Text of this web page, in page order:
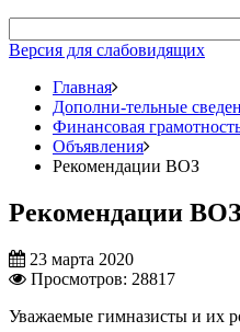
Версия для слабовидящих
Главная
Дополни-тельные
Финансовая
Объявления
Рекомендации ВОЗ
Рекомендации ВОЗ
23 марта 2020
Просмотров: 28817
Уважаемые гимназисты и их